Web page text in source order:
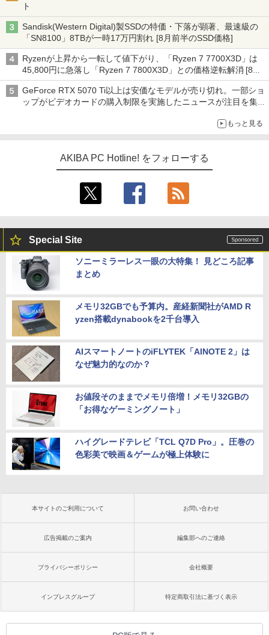
ト
Sandisk(Western Digital)製SSDの特価・下落が顕著、最速級の
「SN8100」8TBが一時17万円割れ [8月前半のSSD価格]
Ryzenが上昇から一転して値下がり、「Ryzen 7 7700X3D」は
45,800円に急落し「Ryzen 7 7800X3D」との価格逆転解消 [8月
前半のCPU価格]
GeForce RTX 5070 Ti以上は安価なモデルが売り切れ。一部ショ
ップがビデオカードの購入制限を実施したニュースが注目を集め
もっと見る
AKIBA PC Hotline! をフォローする
Special Site
ソニーミラーレス一眼の大特集！ 見どころ記事
まとめ
メモリ32GBでも予算内。産経新聞社がAMD R
yzen搭載dynabookを2千台導入
AIスマートノートのiFLYTEK「AINOTE 2」は
なぜ魅力的なのか？
お値段そのままでメモリ倍増！メモリ32GBの
「お得なゲーミングノート」
ハイグレードテレビ「TCL Q7D Pro」。圧巻の
色彩美で映画＆ゲームが極上体験に
本サイトのご利用について お問い合わせ
広告掲載のご案内 編集部へのご連絡
プライバシーポリシー 会社概要
インプレスグループ 特定商取引法に基づく表示